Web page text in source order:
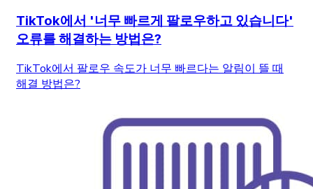
TikTok에서 '너무 빠르게 팔로우하고 있습니다'
오류를 해결하는 방법은?
TikTok에서 팔로우 속도가 너무 빠르다는 알림이 뜰 때
해결 방법은?